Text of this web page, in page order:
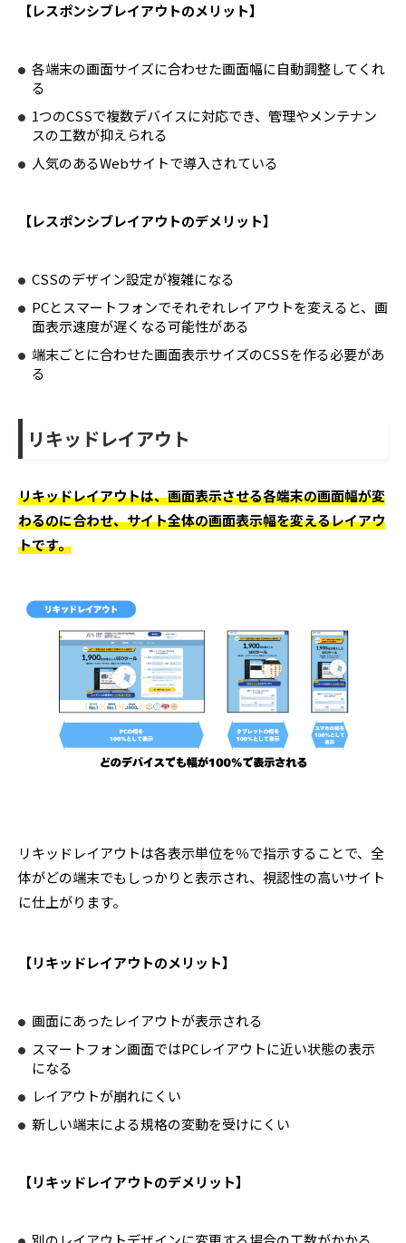
【レスポンシブレイアウトのメリット】
各端末の画面サイズに合わせた画面幅に自動調整してくれ
る
1つのCSSで複数デバイスに対応でき、管理やメンテナン
スの工数が抑えられる
人気のあるWebサイトで導入されている
【レスポンシブレイアウトのデメリット】
CSSのデザイン設定が複雑になる
PCとスマートフォンでそれぞれレイアウトを変えると、画
面表示速度が遅くなる可能性がある
端末ごとに合わせた画面表示サイズのCSSを作る必要があ
る
リキッドレイアウト
リキッドレイアウトは、画面表示させる各端末の画面幅が変
わるのに合わせ、サイト全体の画面表示幅を変えるレイアウ
トです。
リキッドレイアウトは各表示単位を％で指示することで、全
体がどの端末でもしっかりと表示され、視認性の高いサイト
に仕上がります。
【リキッドレイアウトのメリット】
画面にあったレイアウトが表示される
スマートフォン画面ではPCレイアウトに近い状態の表示
になる
レイアウトが崩れにくい
新しい端末による規格の変動を受けにくい
【リキッドレイアウトのデメリット】